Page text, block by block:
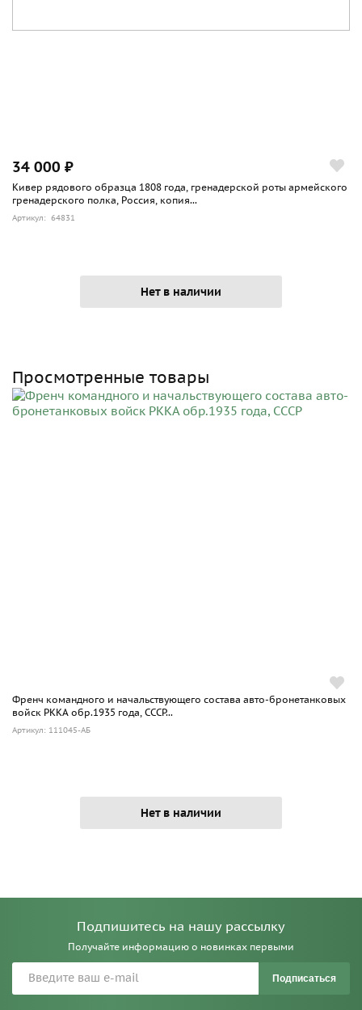
34 000 ₽
Кивер рядового образца 1808 года, гренадерской роты армейского
гренадерского полка, Россия, копия...
Артикул: 64831
Нет в наличии
Просмотренные товары
Френч командного и начальствующего состава авто-бронетанковых
войск РККА обр.1935 года, СССР...
Артикул: 111045-АБ
Нет в наличии
Подпишитесь на нашу рассылку
Получайте информацию о новинках первыми
Подписаться